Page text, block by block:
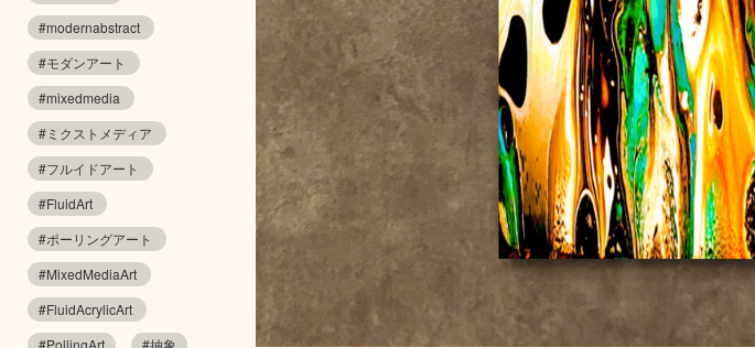
#modernabstract
#モダンアート
#mixedmedia
#ミクストメディア
#フルイドアート
#FluidArt
#ポーリングアート
#MixedMediaArt
#FluidAcrylicArt
#PollingArt
#抽象